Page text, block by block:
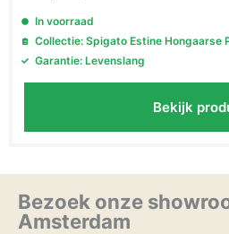
In voorraad
Collectie: Spigato Estine Hongaarse
Garantie: Levenslang
Bekijk
Bezoek onze
Amsterdam